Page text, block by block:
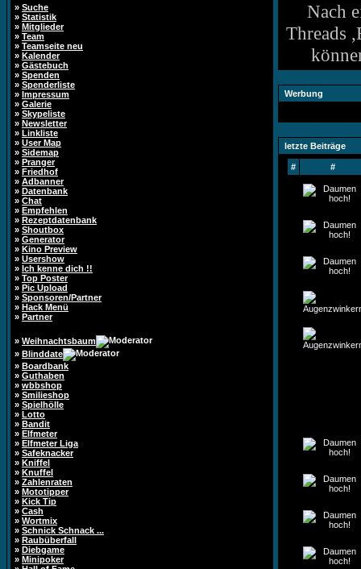
» Suche
» Statistik
» Mitglieder
» Team
» Teamseite neu
» Kalender
» Gästebuch
» Spenden
» Spenderliste
» Impressum
» Galerie
» Skypeliste
» Newsletter
» Linkliste
» User Map
» Sidemap
» Pranger
» Friedhof
» Adbanner
» Datenbank
» Chat
» Empfehlen
» Rezeptdatenbank
» Shoutbox
» Generator
» Kino Preview
» Usershow
» Ich kenne dich !!
» Top Poster
» Pic Upload
» Sponsoren/Partner
» Hack Menü
» Partner
» Weihnachtsbaum
» Blinddate
» Boardbank
» Guthaben
» wbbshop
» Smilieshop
» Spielhölle
» Lotto
» Bandit
» Elfmeter
» Elfmeter Liga
» Safeknacker
» Kniffel
» Knuffel
» Zahlenraten
» Mototipper
» Kick Tip
» Cash
» Wortmix
» Schnick Schnack ...
» Raubüberfall
» Diebgame
» Minipoker
Nach
Threads
Werbung
letzte Beiträge
# #